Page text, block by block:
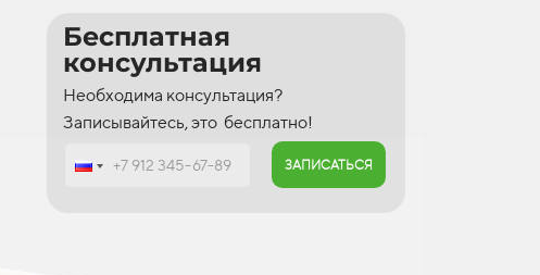
Бесплатная
консультация
Необходима консультация?
Записывайтесь, это бесплатно!
ЗАПИСАТЬСЯ